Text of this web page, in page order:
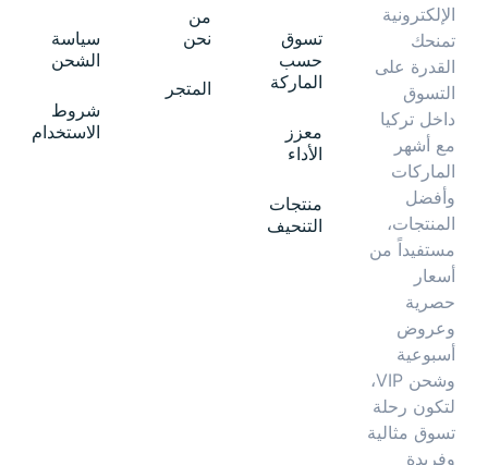
الإلكترونية
تمنحك
القدرة على
التسوق
داخل تركيا
مع أشهر
الماركات
وأفضل
المنتجات،
مستفيداً من
أسعار
حصرية
وعروض
أسبوعية
وشحن VIP،
لتكون رحلة
تسوق مثالية
وفريدة
تسوق
حسب
الماركة
معزز
الأداء
منتجات
التنحيف
من
نحن
المتجر
سياسة
الشحن
شروط
الاستخدام